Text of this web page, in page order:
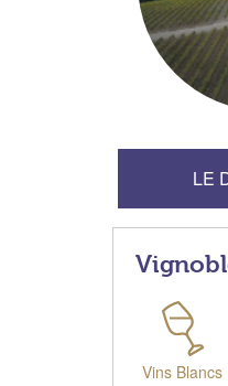
LE
Vins Blancs